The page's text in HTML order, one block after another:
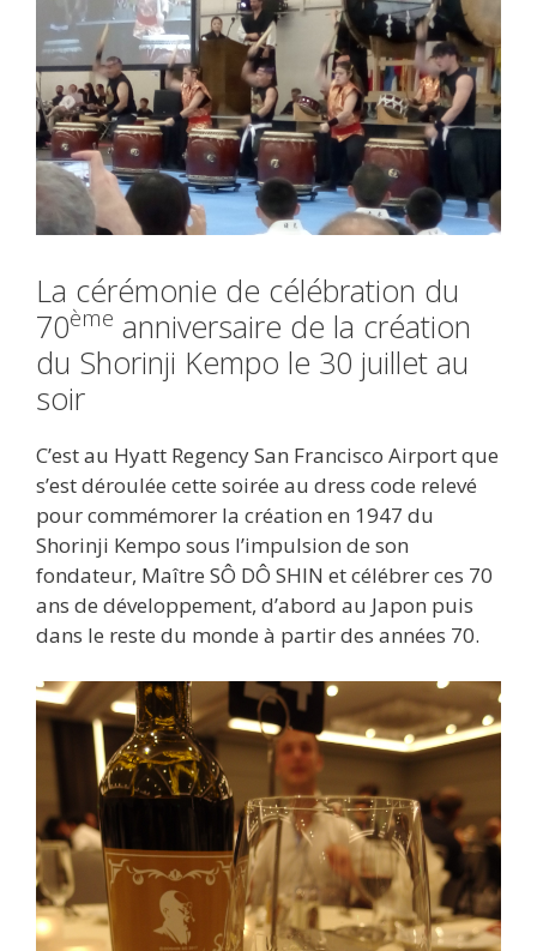
La cérémonie de célébration du
70ème anniversaire de la création
du Shorinji Kempo le 30 juillet au
soir
C’est au Hyatt Regency San Francisco Airport que
s’est déroulée cette soirée au dress code relevé
pour commémorer la création en 1947 du
Shorinji Kempo sous l’impulsion de son
fondateur, Maître SÔ DÔ SHIN et célébrer ces 70
ans de développement, d’abord au Japon puis
dans le reste du monde à partir des années 70.